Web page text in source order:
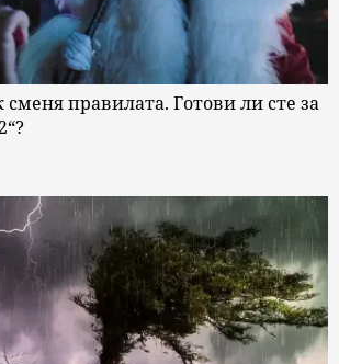
сменя правилата. Готови ли сте за